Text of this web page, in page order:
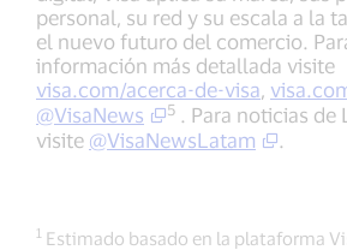
personal, su red y su escala a la
el nuevo futuro del comercio.
información más detallada visite
visa.com/acerca-de-visa,
@VisaNews
5 . Para noticias de
visite @VisaNewsLatam .
1 Estimado basado en la plataforma